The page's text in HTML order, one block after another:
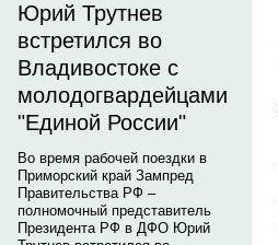
Юрий Трутнев
встретился во
Владивостоке с
молодогвардейцами
"Единой России"
Во время рабочей поездки в
Приморский край Зампред
Правительства РФ –
полномочный представитель
Президента РФ в ДФО Юрий